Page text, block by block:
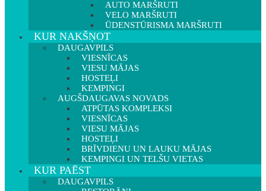
AUTO MARŠRUTI
VELO MARŠRUTI
ŪDENSTŪRISMA MARŠRUTI
KUR NAKŠŅOT
DAUGAVPILS
VIESNĪCAS
VIESU MĀJAS
HOSTEĻI
KEMPINGI
AUGŠDAUGAVAS NOVADS
ATPŪTAS KOMPLEKSI
VIESNĪCAS
VIESU MĀJAS
HOSTEĻI
BRĪVDIENU UN LAUKU MĀJAS
KEMPINGI UN TELŠU VIETAS
KUR PAĒST
DAUGAVPILS